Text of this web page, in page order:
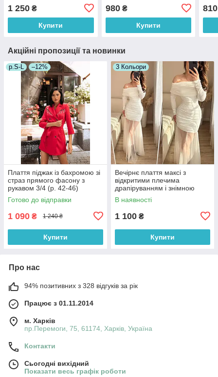
1 250 ₴
Купити
980₴
Купити
810
Акційні пропозиції та новинки
р.S-L –12%
Плаття піджак із бахромою зі
страз прямого фасону з
рукавом 3/4 (р. 42-46)
66032050Qr
Готово до відправки
1 090 ₴ 1 240 ₴
Купити
3 Кольори
Вечірнє плаття максі з
відкритими плечима
драпіруванням і знімною
фатиновою спідницею (р. 42-
46) 33036307
В наявності
1 100 ₴
Купити
Про нас
94% позитивних з 328 відгуків за рік
Працює з 01.11.2014
м. Харків
пр.Перемоги, 75, 61174, Харків, Україна
Контакти
Сьогодні вихідний
Показати весь графік роботи